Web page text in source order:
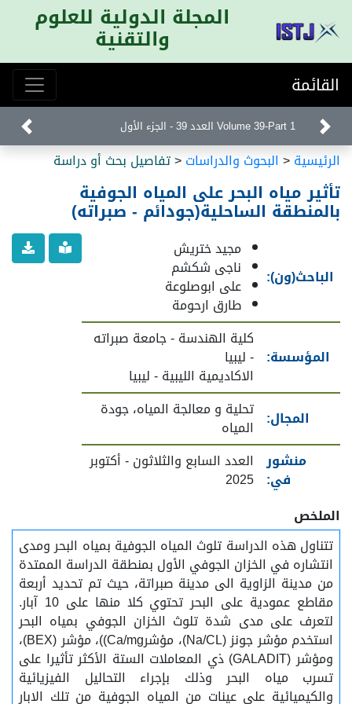
المجلة الدولية للعلوم
والتقنية
القائمة
Volume 39-Part 1 العدد 39 - الجزء الأول
الرئيسية< البحوث والدراسات<تفاصيل بحث أو دراسة
تأثير مياه البحر على المياه الجوفية
بالمنطقة الساحلية(جودائم - صبراته)
الباحث(ون):
مجيد ختريش
ناجى شكشم
على ابوصلوعة
طارق ارحومة
المؤسسة:
كلية الهندسة - جامعة صبراته
- ليبيا
الاكاديمية الليبية - ليبيا
المجال: تحلية و معالجة المياه، جودة
المياه
منشور
في:
العدد السابع والثلاثون - أكتوبر
2025
الملخص
تتناول هذه الدراسة تلوث المياه الجوفية بمياه البحر ومدى
انتشاره في الخزان الجوفي الأول بمنطقة الدراسة الممتدة
من مدينة الزاوية الى مدينة صبراتة، حيث تم تحديد أربعة
مقاطع عمودية على البحر تحتوي كلا منها على 10 آبار.
لتعرف على مدى شدة تلوث الخزان الجوفي بمياه البحر
استخدم مؤشر جونز (Na/CL)، مؤشرCa/mg))، مؤشر (BEX)،
ومؤشر (GALADIT) ذي المعاملات الستة الأكثر تأثيرا على
تسرب مياه البحر وذلك بإجراء التحاليل الفيزيائية
والكيميائية على عينات من المياه الجوفية من تلك الابار